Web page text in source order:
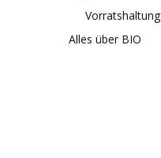
Vorratshaltung
Alles über BIO